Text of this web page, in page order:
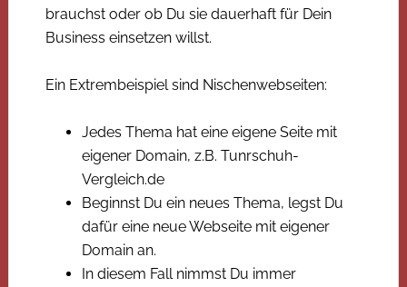
brauchst oder ob Du sie dauerhaft für Dein
Business einsetzen willst.
Ein Extrembeispiel sind Nischenwebseiten:
Jedes Thema hat eine eigene Seite mit
eigener Domain, z.B. Tunrschuh-
Vergleich.de
Beginnst Du ein neues Thema, legst Du
dafür eine neue Webseite mit eigener
Domain an.
In diesem Fall nimmst Du immer